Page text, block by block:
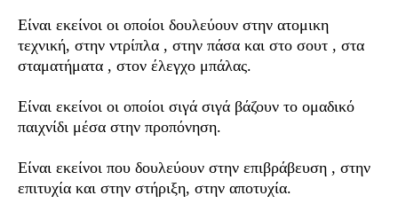
Είναι εκείνοι οι οποίοι δουλεύουν στην ατομικη
τεχνική, στην ντρίπλα , στην πάσα και στο σουτ , στα
σταματήματα , στον έλεγχο μπάλας.
Είναι εκείνοι οι οποίοι σιγά σιγά βάζουν το ομαδικό
παιχνίδι μέσα στην προπόνηση.
Είναι εκείνοι που δουλεύουν στην επιβράβευση , στην
επιτυχία και στην στήριξη, στην αποτυχία.